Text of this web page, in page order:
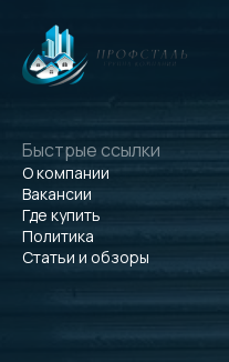
Быстрые ссылки
О компании
Вакансии
Где купить
Политика
Статьи и обзоры